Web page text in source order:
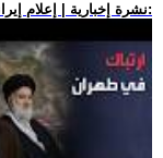
.. نشرة إخبارية | إعلام إيراني: تغيير قادم في السلطة.. والعراق: